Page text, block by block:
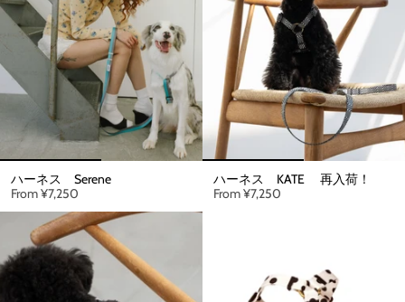
ハーネス Serene
From¥7,250
ハーネス KATE 再入荷！
From¥7,250